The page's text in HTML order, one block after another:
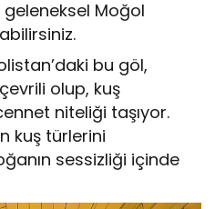
Moğol
bu göl,
olup, kuş
niteliği taşıyor.
kuş türlerini
sessizliği içinde